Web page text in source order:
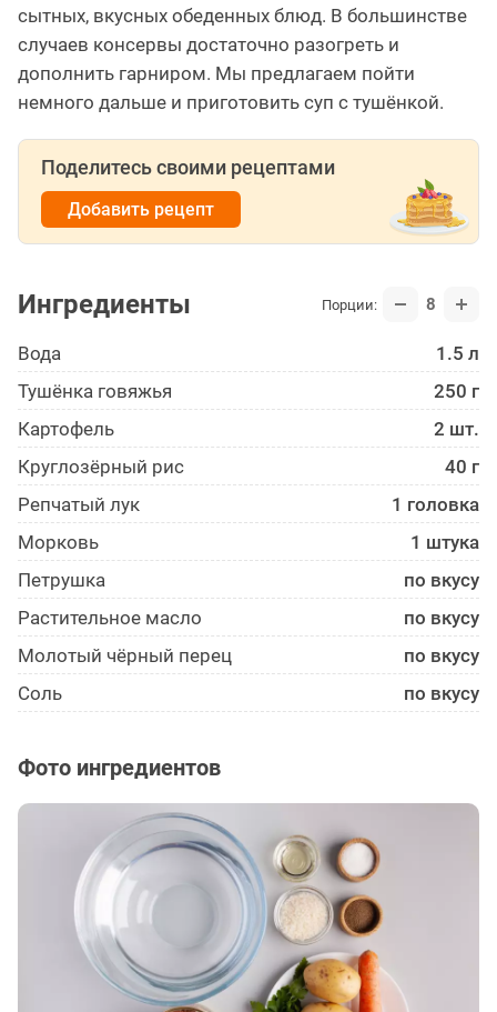
сытных, вкусных обеденных блюд. В большинстве
случаев консервы достаточно разогреть и
дополнить гарниром. Мы предлагаем пойти
немного дальше и приготовить суп с тушёнкой.
Поделитесь своими рецептами
Добавить рецепт
Ингредиенты Порции: 8
Вода
1.5 л
Тушёнка говяжья
250 г
Картофель
2 шт.
Круглозёрный рис
40 г
Репчатый лук
1 головка
Морковь
1 штука
Петрушка
по вкусу
Растительное масло
по вкусу
Молотый чёрный перец
по вкусу
Соль
по вкусу
Фото ингредиентов